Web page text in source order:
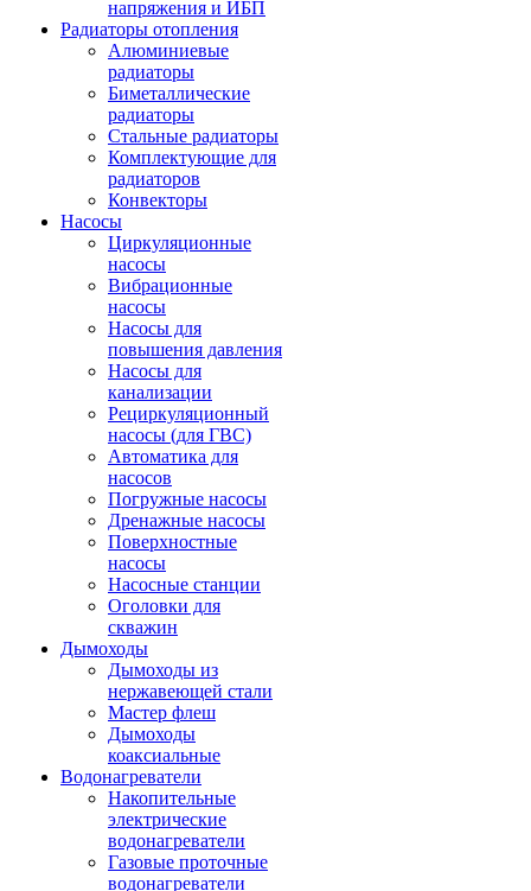
напряжения и ИБП
Радиаторы отопления
Алюминиевые
радиаторы
Биметаллические
радиаторы
Стальные радиаторы
Комплектующие для
радиаторов
Конвекторы
Насосы
Циркуляционные
насосы
Вибрационные
насосы
Насосы для
повышения давления
Насосы для
канализации
Рециркуляционный
насосы (для ГВС)
Автоматика для
насосов
Погружные насосы
Дренажные насосы
Поверхностные
насосы
Насосные станции
Оголовки для
скважин
Дымоходы
Дымоходы из
нержавеющей стали
Мастер флеш
Дымоходы
коаксиальные
Водонагреватели
Накопительные
электрические
водонагреватели
Газовые проточные
водонагреватели